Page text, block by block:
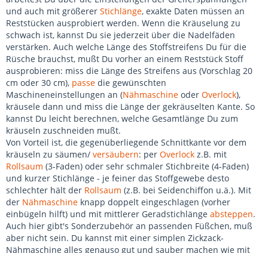
und auch mit größerer Stichlänge, exakte Daten müssen an
Reststücken ausprobiert werden. Wenn die Kräuselung zu
schwach ist, kannst Du sie jederzeit über die Nadelfäden
verstärken. Auch welche Länge des Stoffstreifens Du für die
Rüsche brauchst, mußt Du vorher an einem Reststück Stoff
ausprobieren: miss die Länge des Streifens aus (Vorschlag 20
cm oder 30 cm), passe die gewünschten
Maschineneinstellungen an (Nähmaschine oder Overlock),
kräusele dann und miss die Länge der gekräuselten Kante. So
kannst Du leicht berechnen, welche Gesamtlänge Du zum
kräuseln zuschneiden mußt.
Von Vorteil ist, die gegenüberliegende Schnittkante vor dem
kräuseln zu säumen/ versäubern: per Overlock z.B. mit
Rollsaum (3-Faden) oder sehr schmaler Stichbreite (4-Faden)
und kurzer Stichlänge - je feiner das Stoffgewebe desto
schlechter hält der Rollsaum (z.B. bei Seidenchiffon u.ä.). Mit
der Nähmaschine knapp doppelt eingeschlagen (vorher
einbügeln hilft) und mit mittlerer Geradstichlänge absteppen.
Auch hier gibt's Sonderzubehör an passenden Füßchen, muß
aber nicht sein. Du kannst mit einer simplen Zickzack-
Nähmaschine alles genauso gut und sauber machen wie mit